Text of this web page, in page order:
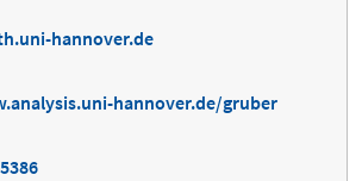
hannover.de
hannover.de/gruber